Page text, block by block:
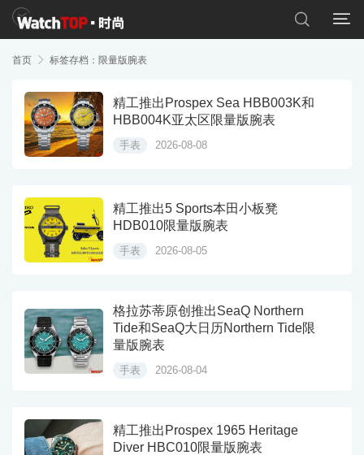


首页  标签存档：限量版腕表
精工推出Prospex Sea HBB003K和
HBB004K亚太区限量版腕表
手表 2026-08-08
精工推出5 Sports本田小板凳
HDB010限量版腕表
手表 2026-08-05
格拉苏蒂原创推出SeaQ Northern
Tide和SeaQ大日历Northern Tide限
量版腕表
手表 2026-08-04
精工推出Prospex 1965 Heritage
Diver HBC010限量版腕表